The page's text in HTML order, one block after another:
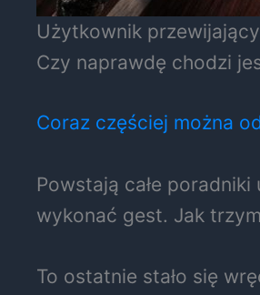
Użytkownik
Czy naprawdę chodzi
Coraz częściej można
Powstają całe
wykonać gest. Jak
To ostatnie stało się